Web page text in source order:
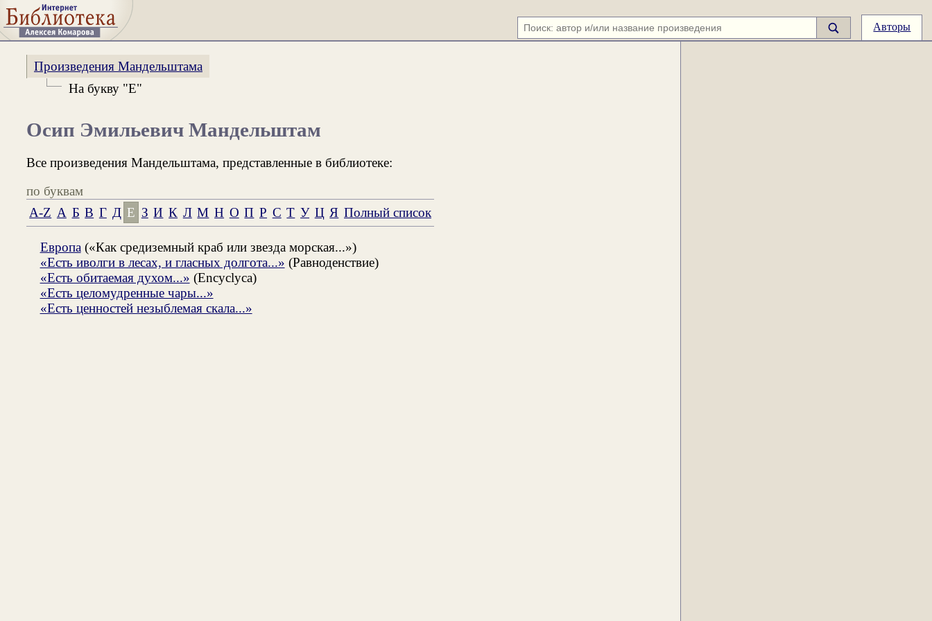
Авторы
Произведения Мандельштама
На букву "Е"
Осип Эмильевич Мандельштам
Все произведения Мандельштама, представленные в библиотеке:
по буквам
A-Z А Б В Г Д Е З И К Л М Н О П Р С Т У Ц Я Полный список
Европа («Как средиземный краб или звезда морская...»)
«Есть иволги в лесах, и гласных долгота...» (Равноденствие)
«Есть обитаемая духом...» (Encyclyca)
«Есть целомудренные чары...»
«Есть ценностей незыблемая скала...»